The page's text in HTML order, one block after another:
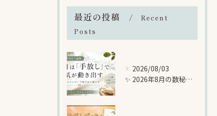
最近の投稿
Recent
Posts
2026/08/03
✨ 2026年8月の数秘メッセージ｜「手放し」で新しい幸運を迎える準備をする月 ✨